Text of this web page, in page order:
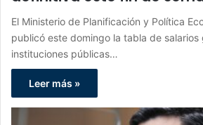
El Ministerio de Planificación y Política
publicó este domingo la tabla de salarios
instituciones públicas…
Leer más »